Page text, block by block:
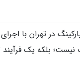
در تهران با
بلکه یک